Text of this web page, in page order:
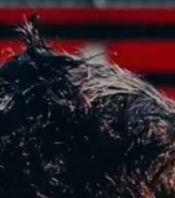
U-17 - I WLJM
U-14 - I WLT C2
U-13 II - III OLM